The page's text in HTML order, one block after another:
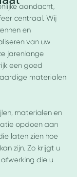
aandacht,
centraal. Wij
en
van uw
jarenlange
een goed
materialen
materialen en
opdoen aan
laten zien hoe
zijn. Zo krijgt u
die u